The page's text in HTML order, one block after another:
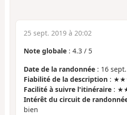
25 sept. 2019 à 20:02
Note globale : 4.3 / 5
Date de la randonnée : 16
Fiabilité de la description :
Facilité à suivre l'itinéraire :
Intérêt du circuit de
bien